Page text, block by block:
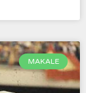
MAKALE